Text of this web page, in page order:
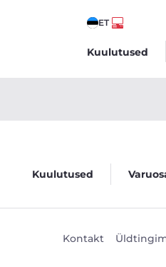
ET
Kuulutused
Kuulutused
Kontakt